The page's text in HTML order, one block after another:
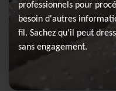
professionnels pour
besoin d'autres
fil. Sachez qu'il peut
sans engagement.